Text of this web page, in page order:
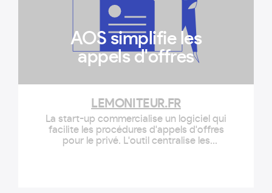
AOS simplifie les
appels d'offres
LEMONITEUR.FR
La start-up commercialise un logiciel qui
facilite les procédures d'appels d'offres
pour le privé. L'outil centralise les